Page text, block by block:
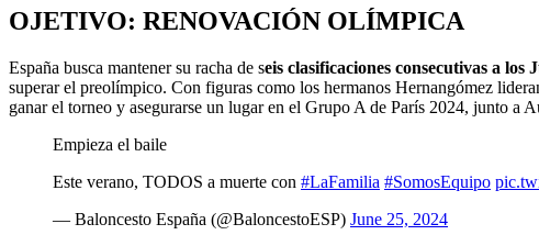
OJETIVO: RENOVACIÓN OLÍMPICA
España busca mantener su racha de seis clasificaciones consecutivas a los
superar el preolímpico. Con figuras como los hermanos Hernangómez
ganar el torneo y asegurarse un lugar en el Grupo A de París 2024, junto a
Empieza el baile
Este verano, TODOS a muerte con #LaFamilia #SomosEquipo
— Baloncesto España (@BaloncestoESP) June 25, 2024